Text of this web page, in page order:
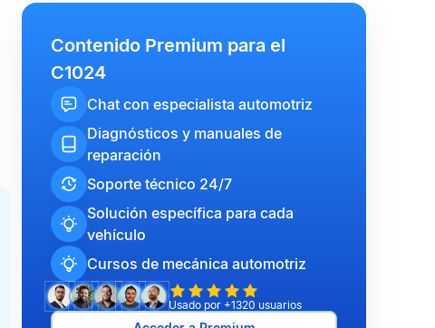
Contenido Premium para el
C1024
Chat con especialista automotriz
Diagnósticos y manuales de
reparación
Soporte técnico 24/7
Solución específica para cada
vehículo
Cursos de mecánica automotriz
Usado por +1320 usuarios